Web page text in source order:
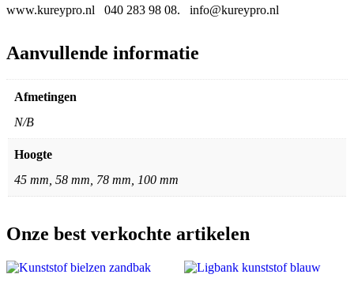
www.kureypro.nl 040 283 98 08. info@kureypro.nl
Aanvullende informatie
Afmetingen
N/B
Hoogte
45 mm, 58 mm, 78 mm, 100 mm
Onze best verkochte artikelen